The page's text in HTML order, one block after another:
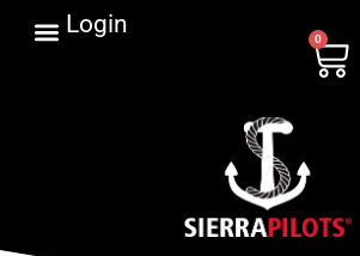
Login
0